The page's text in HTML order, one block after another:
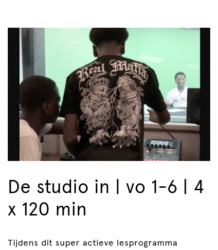
De studio in | vo 1-6 | 4
x 120 min
Tijdens dit super actieve lesprogramma